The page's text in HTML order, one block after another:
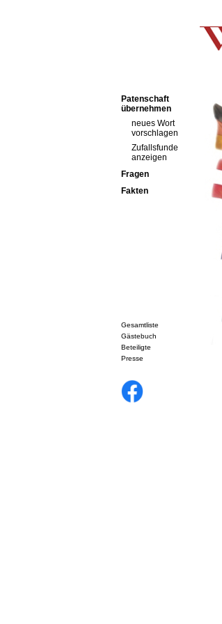
Patenschaft
übernehmen
neues Wort
vorschlagen
Zufallsfunde
anzeigen
Fragen
Fakten
Gesamtliste
Gästebuch
Beteiligte
Presse